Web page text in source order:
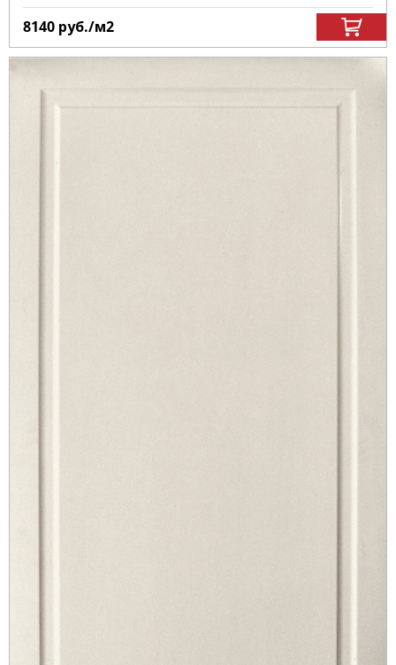
8140 руб./м2